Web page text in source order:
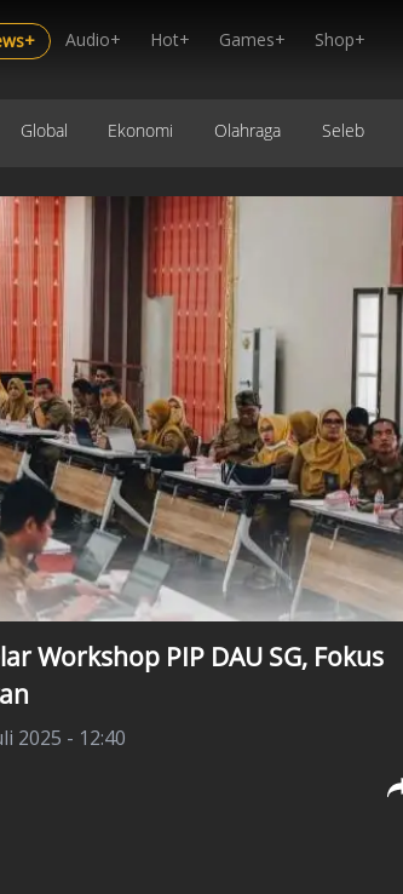
Audio+ Hot+ Games+ Shop+
Global Ekonomi Olahraga Seleb
Workshop PIP DAU SG, Fokus
2025 - 12:40